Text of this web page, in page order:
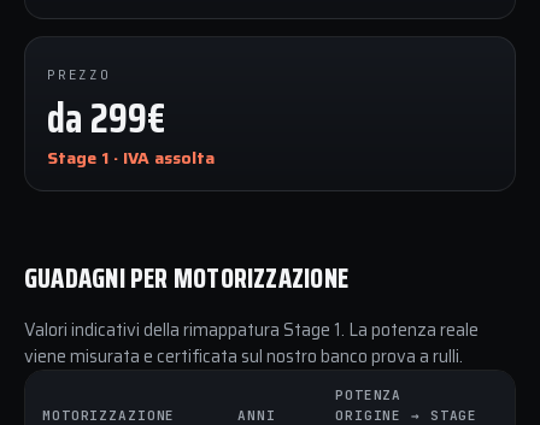
PREZZO
da 299€
Stage 1 · IVA assolta
GUADAGNI PER MOTORIZZAZIONE
Valori indicativi della rimappatura Stage 1. La potenza reale
viene misurata e certificata sul nostro banco prova a rulli.
MOTORIZZAZIONE ANNI
POTENZA
ORIGINE → STAGE